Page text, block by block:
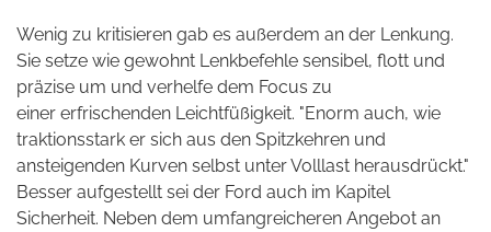
Wenig zu kritisieren gab es außerdem an der Lenkung.
Sie setze wie gewohnt Lenkbefehle sensibel, flott und
präzise um und verhelfe dem Focus zu
einer erfrischenden Leichtfüßigkeit. "Enorm auch, wie
traktionsstark er sich aus den Spitzkehren und
ansteigenden Kurven selbst unter Volllast herausdrückt."
Besser aufgestellt sei der Ford auch im Kapitel
Sicherheit. Neben dem umfangreicheren Angebot an